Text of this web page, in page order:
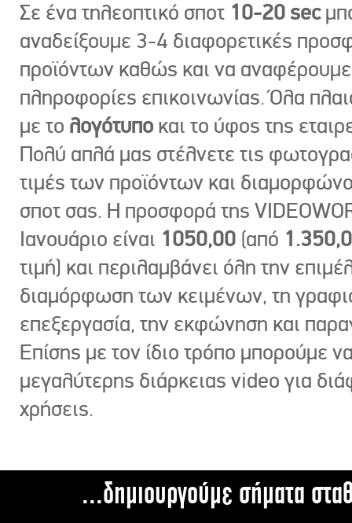
Σε ένα τηλεοπτικό σποτ 10-20 sec
αναδείξουμε 3-4 διαφορετικές
προϊόντων καθώς και να
πληροφορίες επικοινωνίας. Όλα
με το λογότυπο και το ύφος της
Πολύ απλά μας στέλνετε τις
τιμές των προϊόντων και
σποτ σας. Η προσφορά της
Ιανουάριο είναι 1050,00 (από
τιμή) και περιλαμβάνει όλη την
διαμόρφωση των κειμένων, τη
επεξεργασία, την εκφώνηση και
Επίσης με τον ίδιο τρόπο μπορούμε
μεγαλύτερης διάρκειας video για
χρήσεις.
...δημιουργούμε σήματα